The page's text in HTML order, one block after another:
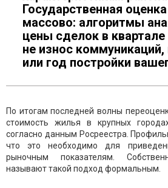
Государственная
массово: алгоритмы
цены сделок в квартале
не износ коммуникаций,
или год постройки
По итогам последней волны
стоимость жилья в крупных
согласно данным Росреестра.
что это необходимо для
рыночным показателям.
называют такой подход формальным.